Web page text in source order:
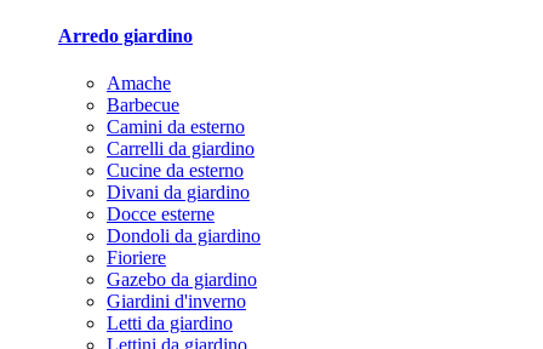
Arredo giardino
Amache
Barbecue
Camini da esterno
Carrelli da giardino
Cucine da esterno
Divani da giardino
Docce esterne
Dondoli da giardino
Fioriere
Gazebo da giardino
Giardini d'inverno
Letti da giardino